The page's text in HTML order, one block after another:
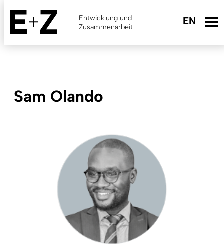
Skip
main
content
Entwicklung und
Zusammenarbeit
Sam Olando